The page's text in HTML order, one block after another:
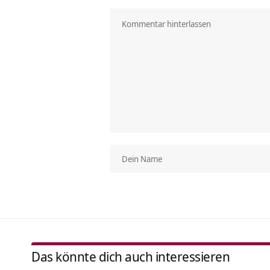
Das könnte dich auch interessieren